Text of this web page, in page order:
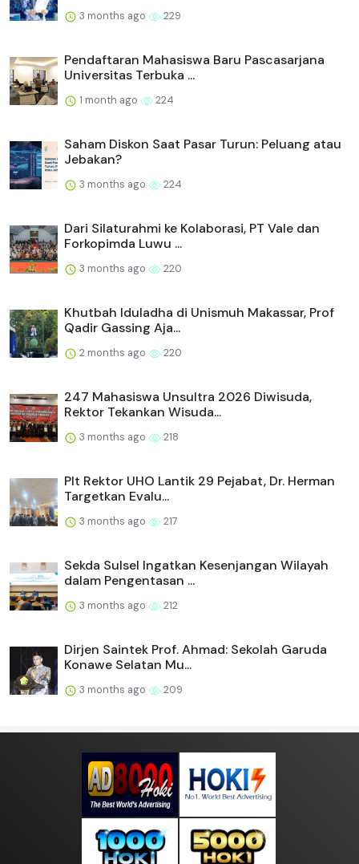
3 months ago 229
Pendaftaran Mahasiswa Baru Pascasarjana
Universitas Terbuka ...
1 month ago 224
Saham Diskon Saat Pasar Turun: Peluang atau
Jebakan?
3 months ago 224
Dari Silaturahmi ke Kolaborasi, PT Vale dan
Forkopimda Luwu ...
3 months ago 220
Khutbah Iduladha di Unismuh Makassar, Prof
Qadir Gassing Aja...
2 months ago 220
247 Mahasiswa Unsultra 2026 Diwisuda,
Rektor Tekankan Wisuda...
3 months ago 218
Plt Rektor UHO Lantik 29 Pejabat, Dr. Herman
Targetkan Evalu...
3 months ago 217
Sekda Sulsel Ingatkan Kesenjangan Wilayah
dalam Pengentasan ...
3 months ago 212
Dirjen Saintek Prof. Ahmad: Sekolah Garuda
Konawe Selatan Mu...
3 months ago 209